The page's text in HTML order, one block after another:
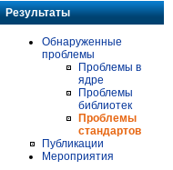
Результаты
Обнаруженные
проблемы
Проблемы в
ядре
Проблемы
библиотек
Проблемы
стандартов
Публикации
Мероприятия